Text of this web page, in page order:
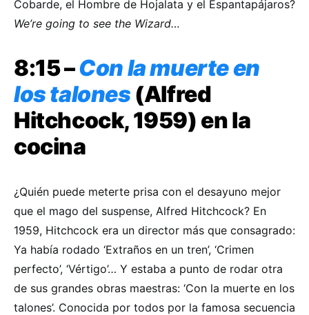
Cobarde, el Hombre de Hojalata y el Espantapájaros?
We’re going to see the Wizard…
8:15 –Con la muerte en
los talones (Alfred
Hitchcock, 1959) en la
cocina
¿Quién puede meterte prisa con el desayuno mejor
que el mago del suspense, Alfred Hitchcock? En
1959, Hitchcock era un director más que consagrado:
Ya había rodado ‘Extraños en un tren’, ‘Crimen
perfecto’, ‘Vértigo’… Y estaba a punto de rodar otra
de sus grandes obras maestras: ‘Con la muerte en los
talones’. Conocida por todos por la famosa secuencia